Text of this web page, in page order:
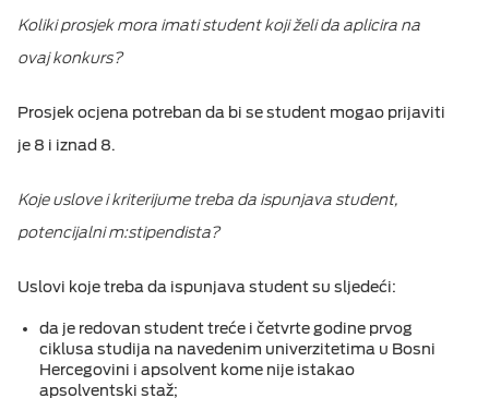
Koliki prosjek mora imati student koji želi da aplicira na
ovaj konkurs?
Prosjek ocjena potreban da bi se student mogao prijaviti
je 8 i iznad 8.
Koje uslove i kriterijume treba da ispunjava student,
potencijalni m:stipendista?
Uslovi koje treba da ispunjava student su sljedeći:
da je redovan student treće i četvrte godine prvog
ciklusa studija na navedenim univerzitetima u Bosni
Hercegovini i apsolvent kome nije istakao
apsolventski staž;